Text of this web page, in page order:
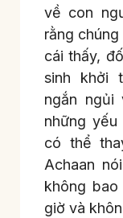
về con
rằng
cái thấy,
sinh khởi
ngắn ngủi
những
có thể
Achaan
không
giờ và